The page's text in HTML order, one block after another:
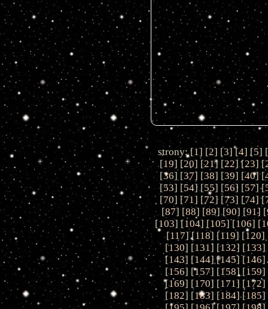
strony: [1] [2] [3] [4] [5] [
[19] [20] [21] [22] [23] [
[36] [37] [38] [39] [40] [
[53] [54] [55] [56] [57] [
[70] [71] [72] [73] [74] [
[87] [88] [89] [90] [91] [
[103] [104] [105] [106] [
[117] [118] [119] [120]
[130] [131] [132] [133]
[143] [144] [145] [146]
[156] [157] [158] [159]
[169] [170] [171] [172]
[182] [183] [184] [185]